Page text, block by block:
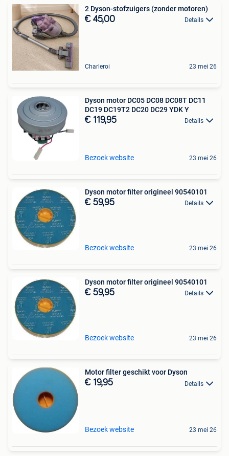
2 Dyson-stofzuigers (zonder motoren)
€ 45,00 Details
Charleroi 23 mei 26
Dyson motor DC05 DC08 DC08T DC11
DC19 DC19T2 DC20 DC29 YDK Y
€ 119,95 Details
Bezoek website 23 mei 26
Dyson motor filter origineel 90540101
€ 59,95 Details
Bezoek website 23 mei 26
Dyson motor filter origineel 90540101
€ 59,95 Details
Bezoek website 23 mei 26
Motor filter geschikt voor Dyson
€ 19,95 Details
Bezoek website 23 mei 26